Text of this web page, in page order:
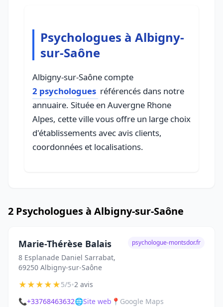
Psychologues à Albigny-
sur-Saône
Albigny-sur-Saône compte
2 psychologues référencés dans notre
annuaire. Située en Auvergne Rhone
Alpes, cette ville vous offre un large choix
d'établissements avec avis clients,
coordonnées et localisations.
2 Psychologues à Albigny-sur-Saône
Marie-Thérèse Balais
8 Esplanade Daniel Sarrabat,
69250 Albigny-sur-Saône
psychologue-montsdor.fr
★★★★★5/5•2 avis
📞+33768463632🌐Site web 📍 Google Maps